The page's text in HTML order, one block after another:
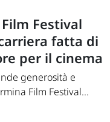
Festival
fatta di
per il cinema
generosità e
Film Festival...